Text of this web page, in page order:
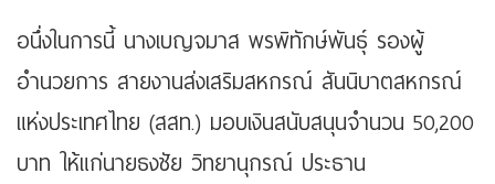
อนึ่งในการนี้ นางเบญจมาส พรพิทักษ์พันธุ์ รองผู้
อำนวยการ สายงานส่งเสริมสหกรณ์ สันนิบาตสหกรณ์
แห่งประเทศไทย (สสท.) มอบเงินสนับสนุนจำนวน 50,200
บาท ให้แก่นายธงชัย วิทยานุกรณ์ ประธาน